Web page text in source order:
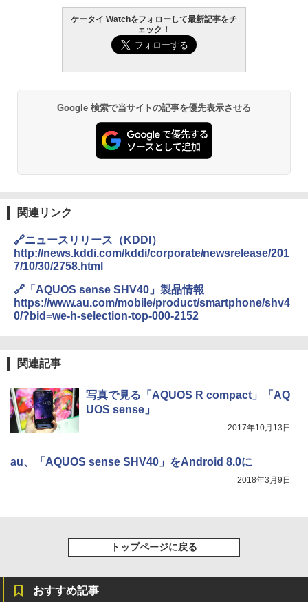
ケータイ Watchをフォローして最新記事をチ
ェック！
Google 検索で当サイトの記事を優先表示させる
関連リンク
🔗ニュースリリース（KDDI）
http://news.kddi.com/kddi/corporate/newsrelease/201
7/10/30/2758.html
🔗「AQUOS sense SHV40」製品情報
https://www.au.com/mobile/product/smartphone/shv4
0/?bid=we-h-selection-top-000-2152
関連記事
写真で見る「AQUOS R compact」「AQ
UOS sense」
2017年10月13日
au、「AQUOS sense SHV40」をAndroid 8.0に
2018年3月9日
トップページに戻る
おすすめ記事